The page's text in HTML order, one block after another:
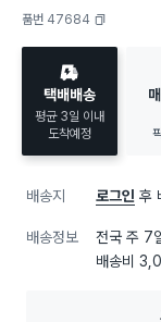
품번 47684
택배배송
평균 3일 이내
도착예정
배송지 로그인 후
배송정보 전국 주 7
배송비